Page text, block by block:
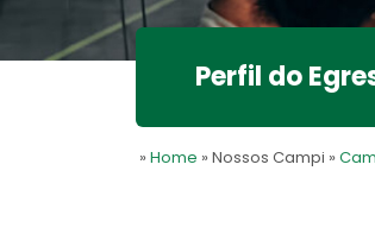
Perfil do
» Home » Nossos Campi »